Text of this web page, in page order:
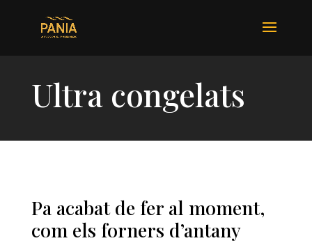
Ultra congelats
Pa acabat de fer al moment,
com els forners d’antany